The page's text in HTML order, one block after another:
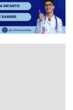
HORA
se
de
2026